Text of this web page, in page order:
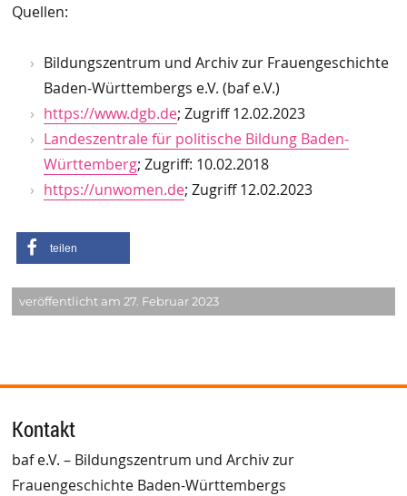
Quellen:
Bildungszentrum und Archiv zur Frauengeschichte
Baden-Württembergs e.V. (baf e.V.)
https://www.dgb.de; Zugriff 12.02.2023
Landeszentrale für politische Bildung Baden-
Württemberg; Zugriff: 10.02.2018
https://unwomen.de; Zugriff 12.02.2023
teilen
veröffentlicht am 27. Februar 2023
Kontakt
baf e.V. – Bildungszentrum und Archiv zur
Frauengeschichte Baden-Württembergs